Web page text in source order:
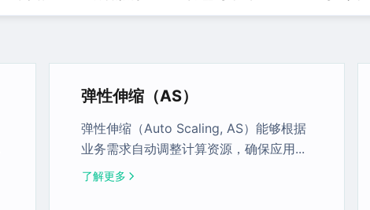
弹性伸缩（AS）
弹性伸缩（Auto Scaling, AS）能够根据
业务需求自动调整计算资源，确保应用...
了解更多